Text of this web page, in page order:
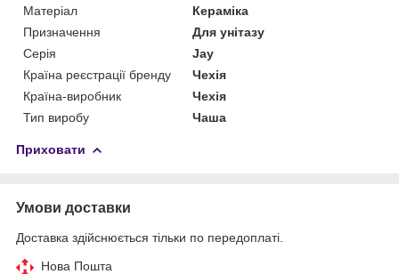
Матеріал
Кераміка
Призначення
Для унітазу
Серія
Jay
Країна реєстрації бренду
Чехія
Країна-виробник
Чехія
Тип виробу
Чаша
Приховати
Умови доставки
Доставка здійснюється тільки по передоплаті.
Нова Пошта